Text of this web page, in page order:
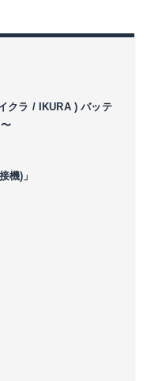
クラ / IKURA ) バッテ
機)」